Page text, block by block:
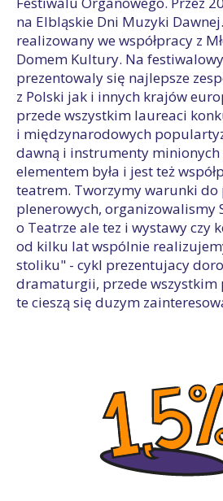
na Elbląskie Dni Muzyki
realizowany we współpracy z
Domem Kultury. Na
prezentowaly się najlepsze
z Polski jak i innych krajów
przede wszystkim laureaci
i międzynarodowych
dawną i instrumenty minionych
elementem była i jest też
teatrem. Tworzymy warunki do
plenerowych, organizowalismy
o Teatrze ale tez i wystawy czy
od kilku lat wspólnie
stoliku" - cykl prezentujacy
dramaturgii, przede wszystkim
te cieszą się duzym